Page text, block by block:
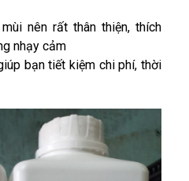
nên rất thân thiện, thích
nhạy cảm
bạn tiết kiệm chi phí, thời